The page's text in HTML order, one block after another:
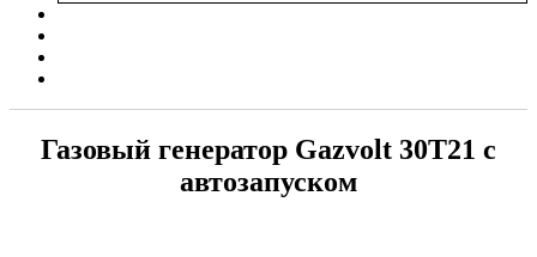
Газовый генератор Gazvolt 30T21 с
автозапуском